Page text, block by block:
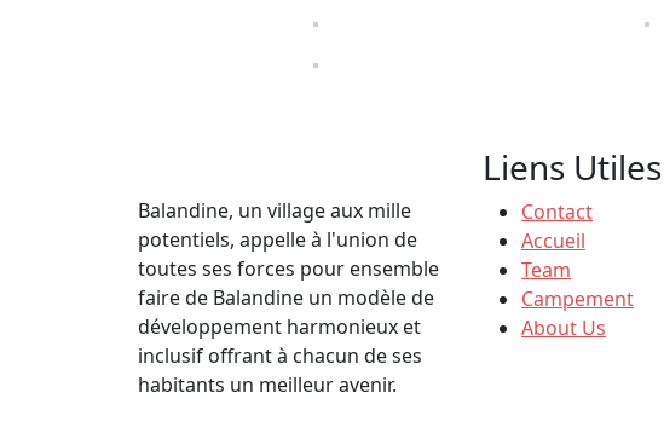
Balandine, un village aux mille
potentiels, appelle à l'union de
toutes ses forces pour ensemble
faire de Balandine un modèle de
développement harmonieux et
inclusif offrant à chacun de ses
habitants un meilleur avenir.
Liens Utiles
Contact
Accueil
Team
Campement
About Us